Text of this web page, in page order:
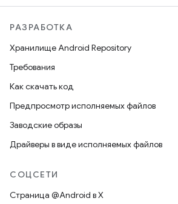
РАЗРАБОТКА
Хранилище Android Repository
Требования
Как скачать код
Предпросмотр исполняемых файлов
Заводские образы
Драйверы в виде исполняемых файлов
СОЦСЕТИ
Страница @Android в X